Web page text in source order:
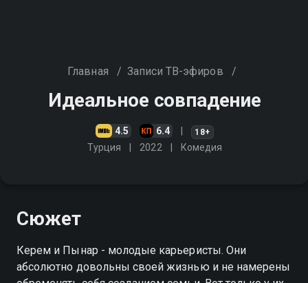
Главная / Записи ТВ-эфиров /
Идеальное совпадение
4.5 6.4 18+
Турция 2022 Комедия
Сюжет
Керем и Пынар - молодые карьеристы. Они
абсолютно довольны своей жизнью и не намерены